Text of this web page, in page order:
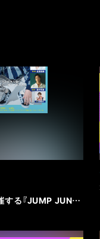
8/9（日）に開催する『JUMP JUNKIE』vol.3にて、《高橋駿一に聞いてみたいこと》を大募集いたします！